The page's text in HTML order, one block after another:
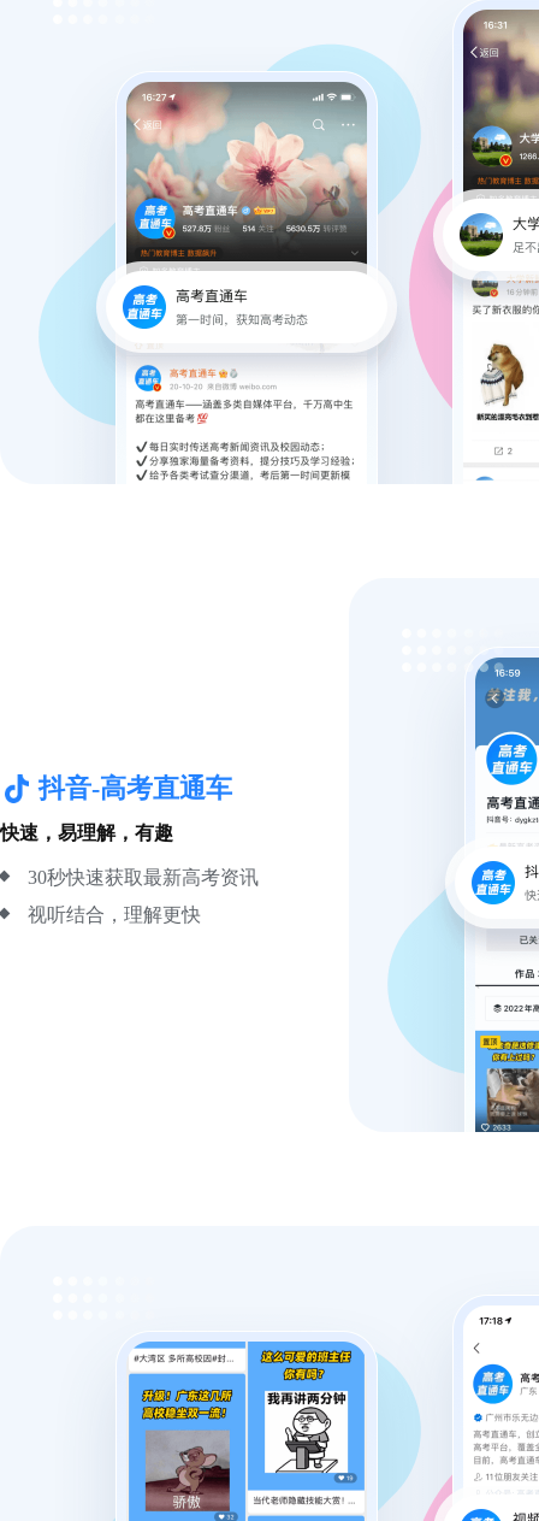
抖音-高考直通车
快速，易理解，有趣
30秒快速获取最新高考资讯
视听结合，理解更快